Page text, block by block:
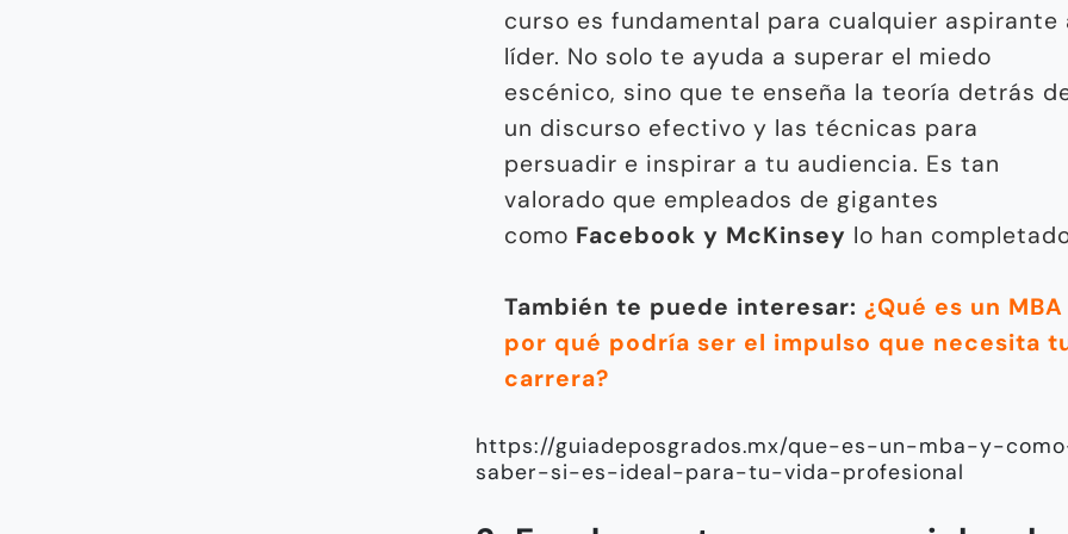
curso es fundamental para cualquier aspirante
líder. No solo te ayuda a superar el miedo
escénico, sino que te enseña la teoría detrás
un discurso efectivo y las técnicas para
persuadir e inspirar a tu audiencia. Es tan
valorado que empleados de gigantes
como Facebook y McKinsey lo han
También te puede interesar: ¿Qué es un
por qué podría ser el impulso que necesita
carrera?
https://guiadeposgrados.mx/que-es-un-mba-y-
saber-si-es-ideal-para-tu-vida-profesional